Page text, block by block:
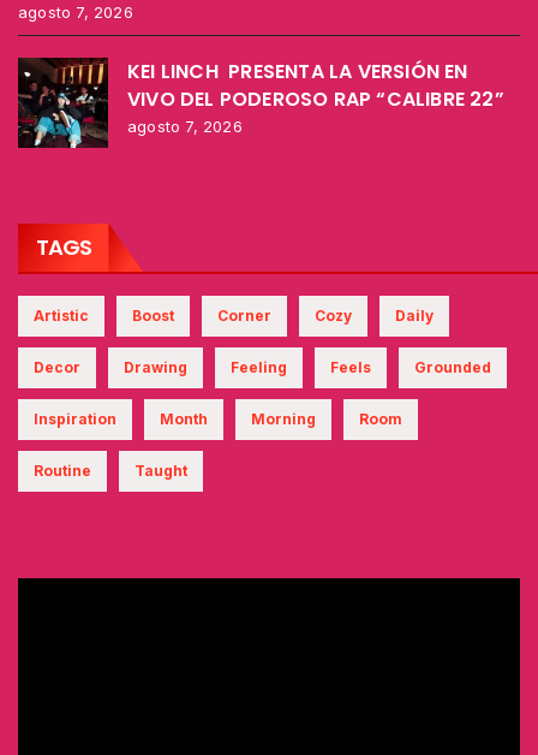
agosto 7, 2026
KEI LINCH PRESENTA LA VERSIÓN EN
VIVO DEL PODEROSO RAP “CALIBRE 22”
agosto 7, 2026
TAGS
Artistic Boost Corner Cozy Daily
Decor Drawing Feeling Feels Grounded
Inspiration Month Morning Room
Routine Taught